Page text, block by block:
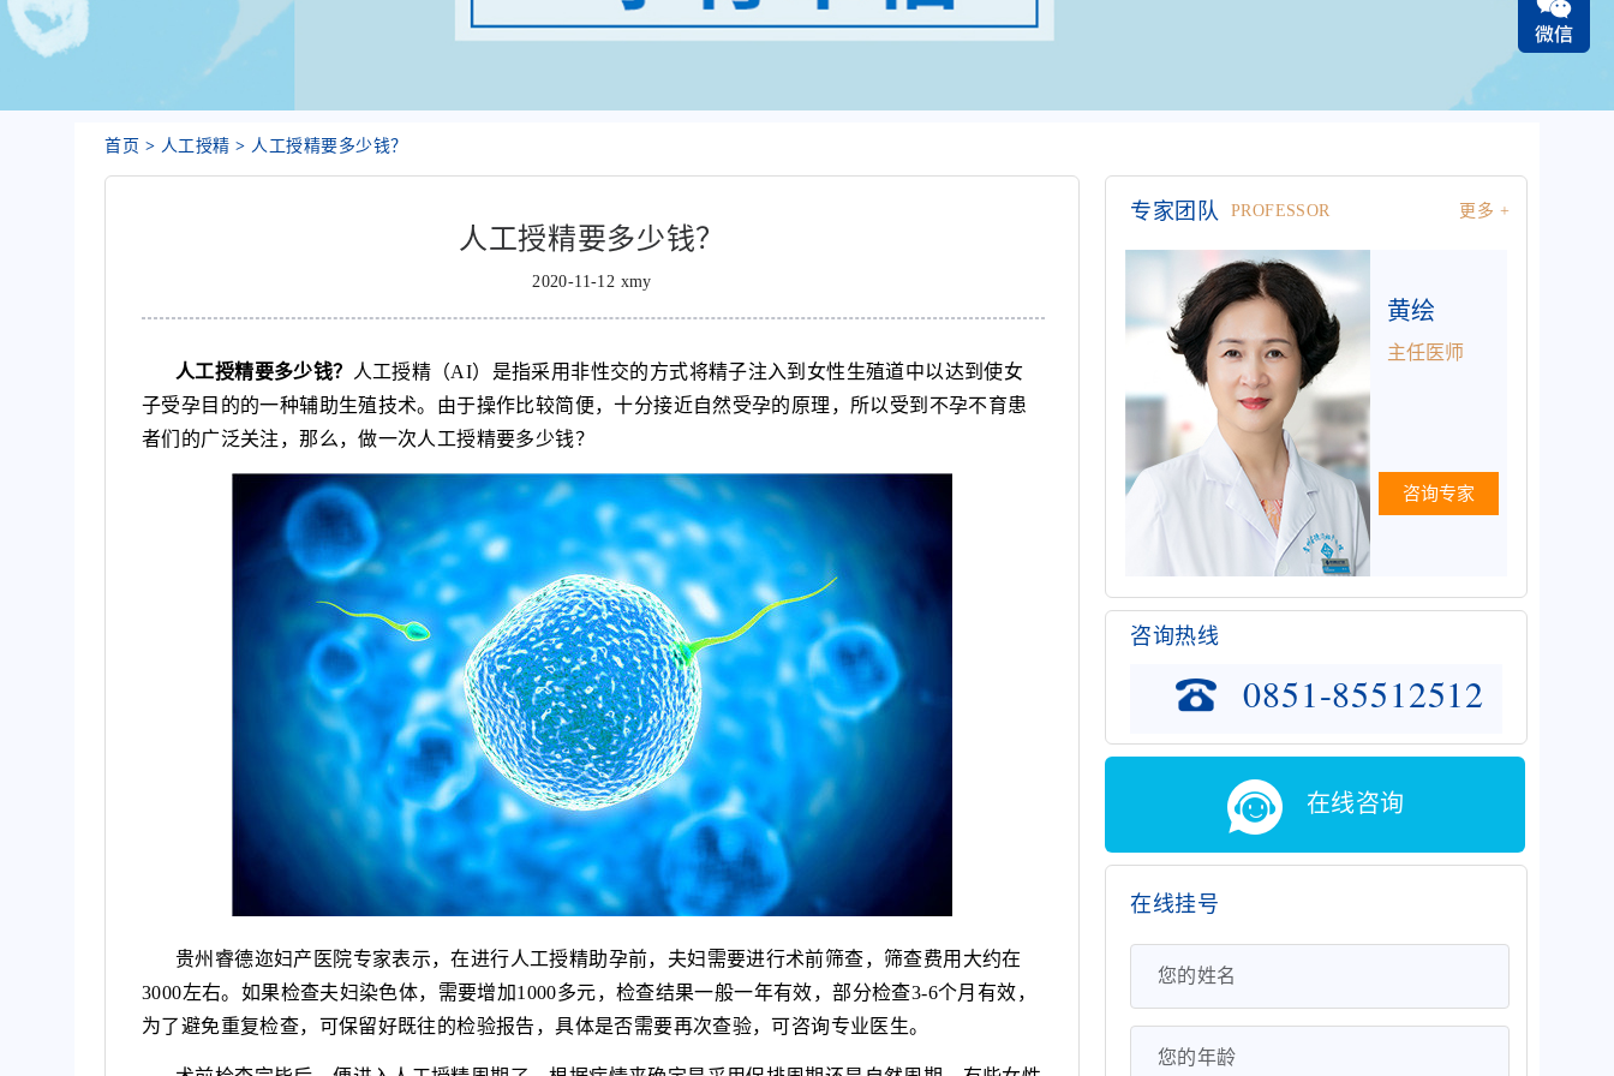
首页 人工授精 人工授精要多少钱？
人工授精要多少钱？
2020-11-12 xmy
人工授精要多少钱？
人工授精（AI）是指采用非性交的方式将精子注入到女性生殖道中以达到使女
子受孕目的的一种辅助生殖技术。由于操作比较简便，十分接近自然受孕的原理，所以受到不孕不育患
者们的广泛关注，那么，做一次人工授精要多少钱？
贵州睿德迩妇产医院专家表示，在进行人工授精助孕前，夫妇需要进行术前筛查，筛查费用大约在
3000左右。如果检查夫妇染色体，需要增加1000多元，检查结果一般一年有效，部分检查3-6个月有效，
为了避免重复检查，可保留好既往的检验报告，具体是否需要再次查验，可咨询专业医生。
专家团队 PROFESSOR 更多 +
黄绘
主任医师
咨询专家
咨询热线
0851-85512512
在线咨询
在线挂号